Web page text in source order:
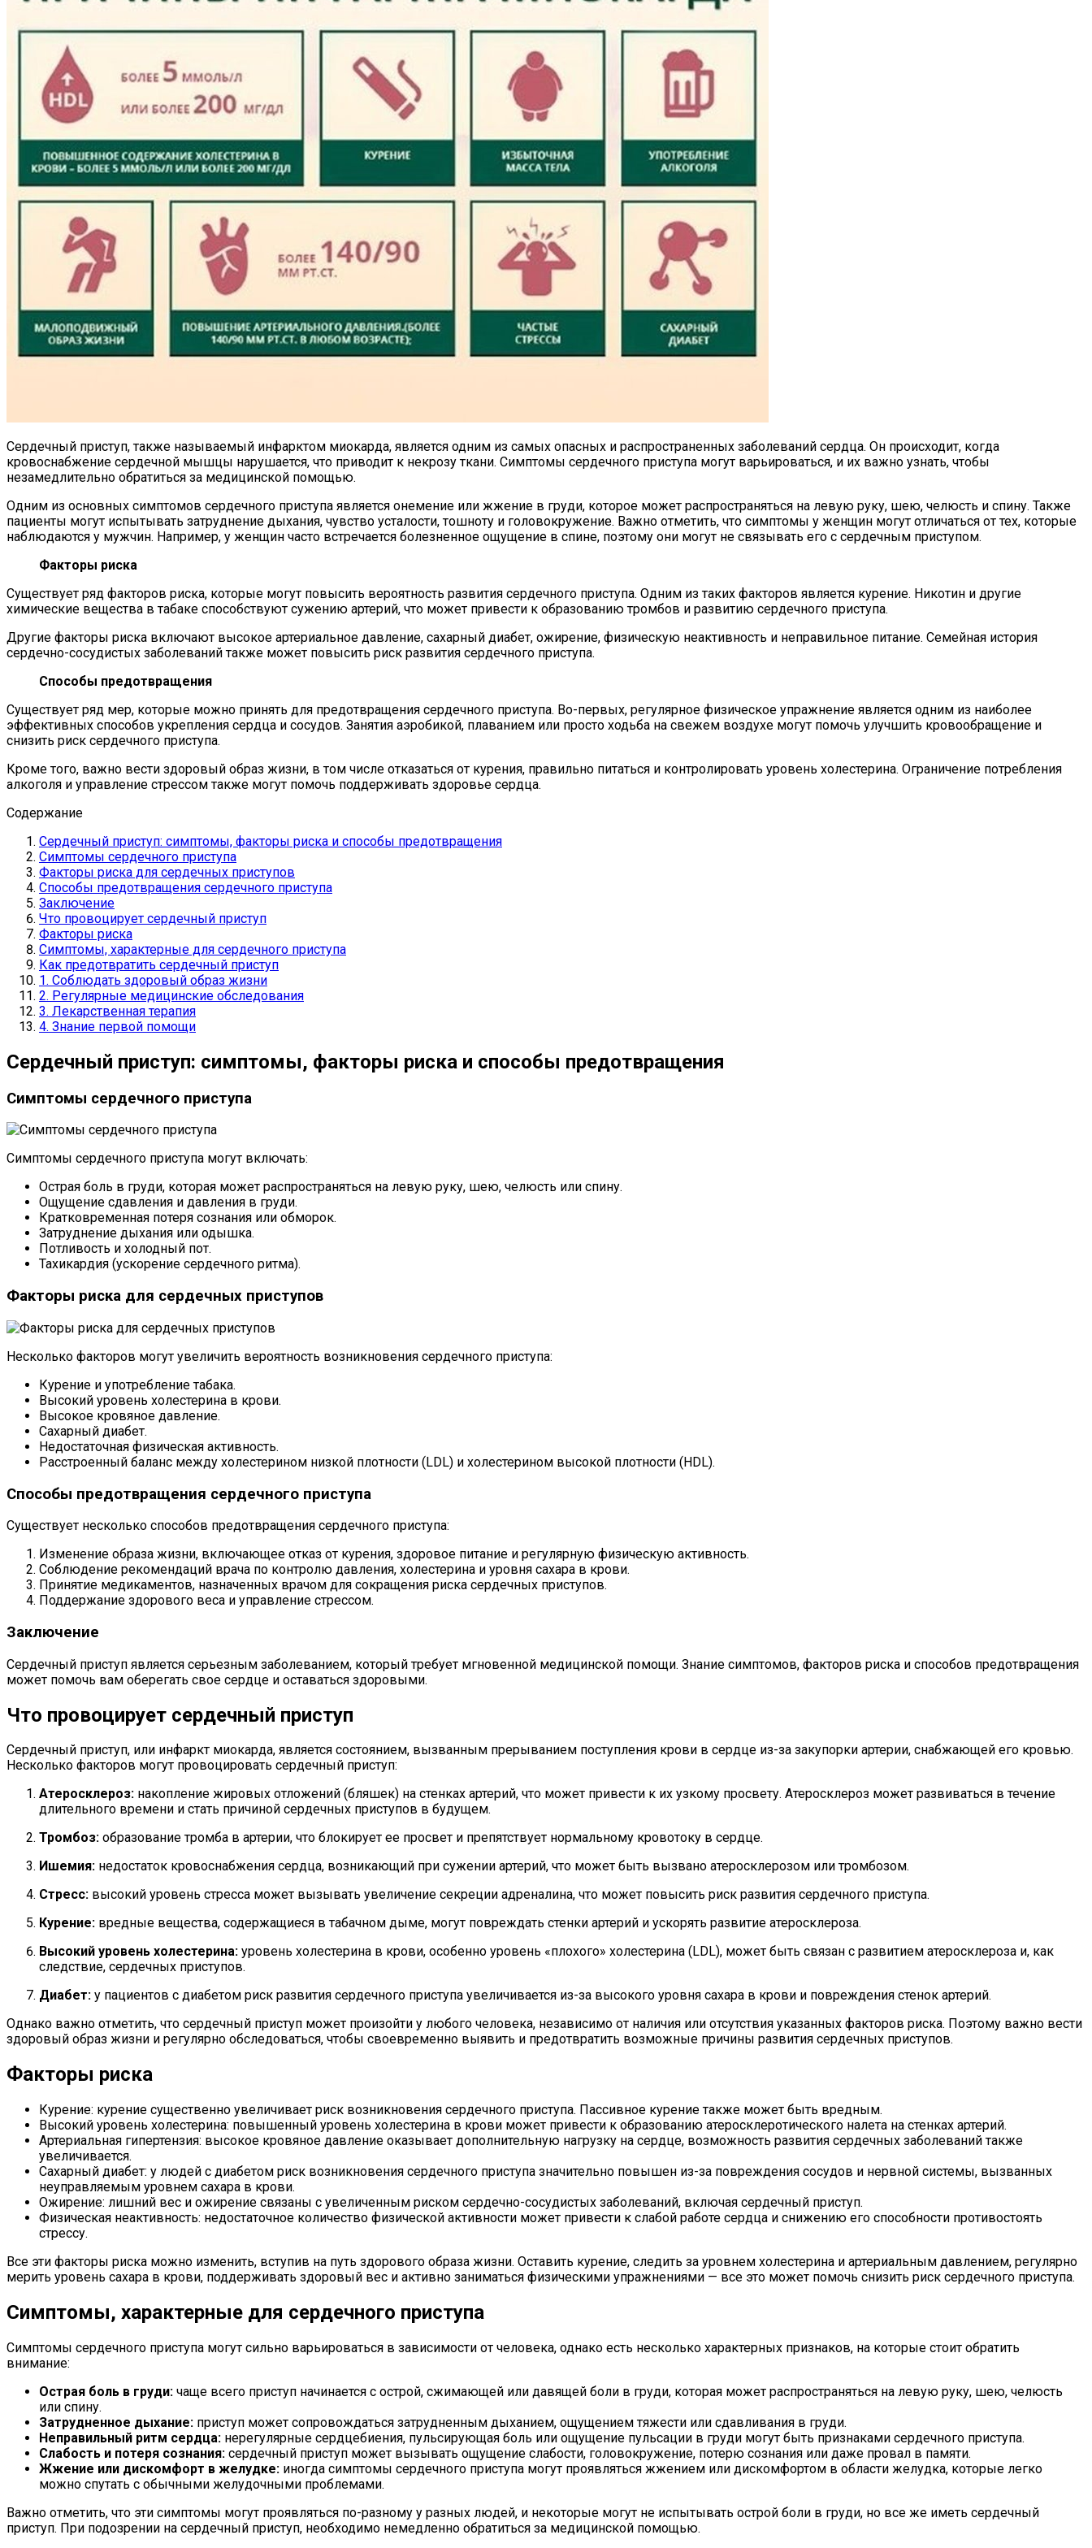
Сердечный приступ, также называемый инфарктом миокарда, является одним из самых опасных и распространенных заболеваний сердца. Он происходит, когда
кровоснабжение сердечной мышцы нарушается, что приводит к некрозу ткани. Симптомы сердечного приступа могут варьироваться, и их важно узнать, чтобы
незамедлительно обратиться за медицинской помощью.
Одним из основных симптомов сердечного приступа является онемение или жжение в груди, которое может распространяться на левую руку, шею, челюсть и спину. Также
пациенты могут испытывать затруднение дыхания, чувство усталости, тошноту и головокружение. Важно отметить, что симптомы у женщин могут отличаться от тех, которые
наблюдаются у мужчин. Например, у женщин часто встречается болезненное ощущение в спине, поэтому они могут не связывать его с сердечным приступом.
Факторы риска
Существует ряд факторов риска, которые могут повысить вероятность развития сердечного приступа. Одним из таких факторов является курение. Никотин и другие
химические вещества в табаке способствуют сужению артерий, что может привести к образованию тромбов и развитию сердечного приступа.
Другие факторы риска включают высокое артериальное давление, сахарный диабет, ожирение, физическую неактивность и неправильное питание. Семейная история
сердечно-сосудистых заболеваний также может повысить риск развития сердечного приступа.
Способы предотвращения
Существует ряд мер, которые можно принять для предотвращения сердечного приступа. Во-первых, регулярное физическое упражнение является одним из наиболее
эффективных способов укрепления сердца и сосудов. Занятия аэробикой, плаванием или просто ходьба на свежем воздухе могут помочь улучшить кровообращение и
снизить риск сердечного приступа.
Кроме того, важно вести здоровый образ жизни, в том числе отказаться от курения, правильно питаться и контролировать уровень холестерина. Ограничение потребления
алкоголя и управление стрессом также могут помочь поддерживать здоровье сердца.
Содержание
Сердечный приступ: симптомы, факторы риска и способы предотвращения
Симптомы сердечного приступа
Факторы риска для сердечных приступов
Способы предотвращения сердечного приступа
Заключение
Что провоцирует сердечный приступ
Факторы риска
Симптомы, характерные для сердечного приступа
Как предотвратить сердечный приступ
1. Соблюдать здоровый образ жизни
2. Регулярные медицинские обследования
3. Лекарственная терапия
4. Знание первой помощи
Сердечный приступ: симптомы, факторы риска и способы предотвращения
Симптомы сердечного приступа
Симптомы сердечного приступа могут включать:
Острая боль в груди, которая может распространяться на левую руку, шею, челюсть или спину.
Ощущение сдавления и давления в груди.
Кратковременная потеря сознания или обморок.
Затруднение дыхания или одышка.
Потливость и холодный пот.
Тахикардия (ускорение сердечного ритма).
Факторы риска для сердечных приступов
Несколько факторов могут увеличить вероятность возникновения сердечного приступа:
Курение и употребление табака.
Высокий уровень холестерина в крови.
Высокое кровяное давление.
Сахарный диабет.
Недостаточная физическая активность.
Расстроенный баланс между холестерином низкой плотности (LDL) и холестерином высокой плотности (HDL).
Способы предотвращения сердечного приступа
Существует несколько способов предотвращения сердечного приступа:
Изменение образа жизни, включающее отказ от курения, здоровое питание и регулярную физическую активность.
Соблюдение рекомендаций врача по контролю давления, холестерина и уровня сахара в крови.
Принятие медикаментов, назначенных врачом для сокращения риска сердечных приступов.
Поддержание здорового веса и управление стрессом.
Заключение
Сердечный приступ является серьезным заболеванием, который требует мгновенной медицинской помощи. Знание симптомов, факторов риска и способов предотвращения
может помочь вам оберегать свое сердце и оставаться здоровыми.
Что провоцирует сердечный приступ
Сердечный приступ, или инфаркт миокарда, является состоянием, вызванным прерыванием поступления крови в сердце из-за закупорки артерии, снабжающей его кровью.
Несколько факторов могут провоцировать сердечный приступ:
Атеросклероз: накопление жировых отложений (бляшек) на стенках артерий, что может привести к их узкому просвету. Атеросклероз может развиваться в течение
длительного времени и стать причиной сердечных приступов в будущем.
Тромбоз: образование тромба в артерии, что блокирует ее просвет и препятствует нормальному кровотоку в сердце.
Ишемия: недостаток кровоснабжения сердца, возникающий при сужении артерий, что может быть вызвано атеросклерозом или тромбозом.
Стресс: высокий уровень стресса может вызывать увеличение секреции адреналина, что может повысить риск развития сердечного приступа.
Курение: вредные вещества, содержащиеся в табачном дыме, могут повреждать стенки артерий и ускорять развитие атеросклероза.
Высокий уровень холестерина: уровень холестерина в крови, особенно уровень «плохого» холестерина (LDL), может быть связан с развитием атеросклероза и, как
следствие, сердечных приступов.
Диабет: у пациентов с диабетом риск развития сердечного приступа увеличивается из-за высокого уровня сахара в крови и повреждения стенок артерий.
Однако важно отметить, что сердечный приступ может произойти у любого человека, независимо от наличия или отсутствия указанных факторов риска. Поэтому важно вести
здоровый образ жизни и регулярно обследоваться, чтобы своевременно выявить и предотвратить возможные причины развития сердечных приступов.
Факторы риска
Курение: курение существенно увеличивает риск возникновения сердечного приступа. Пассивное курение также может быть вредным.
Высокий уровень холестерина: повышенный уровень холестерина в крови может привести к образованию атеросклеротического налета на стенках артерий.
Артериальная гипертензия: высокое кровяное давление оказывает дополнительную нагрузку на сердце, возможность развития сердечных заболеваний также
увеличивается.
Сахарный диабет: у людей с диабетом риск возникновения сердечного приступа значительно повышен из-за повреждения сосудов и нервной системы, вызванных
неуправляемым уровнем сахара в крови.
Ожирение: лишний вес и ожирение связаны с увеличенным риском сердечно-сосудистых заболеваний, включая сердечный приступ.
Физическая неактивность: недостаточное количество физической активности может привести к слабой работе сердца и снижению его способности противостоять
стрессу.
Все эти факторы риска можно изменить, вступив на путь здорового образа жизни. Оставить курение, следить за уровнем холестерина и артериальным давлением, регулярно
мерить уровень сахара в крови, поддерживать здоровый вес и активно заниматься физическими упражнениями — все это может помочь снизить риск сердечного приступа.
Симптомы, характерные для сердечного приступа
Симптомы сердечного приступа могут сильно варьироваться в зависимости от человека, однако есть несколько характерных признаков, на которые стоит обратить
внимание:
Острая боль в груди: чаще всего приступ начинается с острой, сжимающей или давящей боли в груди, которая может распространяться на левую руку, шею, челюсть
или спину.
Затрудненное дыхание: приступ может сопровождаться затрудненным дыханием, ощущением тяжести или сдавливания в груди.
Неправильный ритм сердца: нерегулярные сердцебиения, пульсирующая боль или ощущение пульсации в груди могут быть признаками сердечного приступа.
Слабость и потеря сознания: сердечный приступ может вызывать ощущение слабости, головокружение, потерю сознания или даже провал в памяти.
Жжение или дискомфорт в желудке: иногда симптомы сердечного приступа могут проявляться жжением или дискомфортом в области желудка, которые легко
можно спутать с обычными желудочными проблемами.
Важно отметить, что эти симптомы могут проявляться по-разному у разных людей, и некоторые могут не испытывать острой боли в груди, но все же иметь сердечный
приступ. При подозрении на сердечный приступ, необходимо немедленно обратиться за медицинской помощью.